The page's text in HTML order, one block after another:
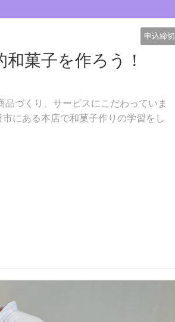
申込締切
菓子を作ろう！
づくり、サービスにこだわっていま
にある本店で和菓子作りの学習をし